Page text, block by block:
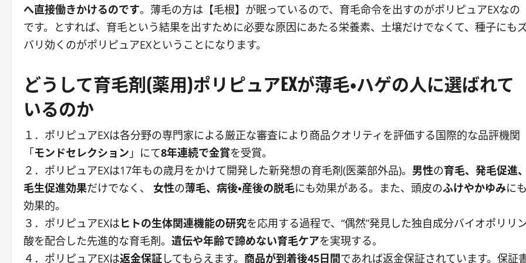
へ直接働きかけるのです。薄毛の方は【毛根】が眠っているので、育毛命令を出すのがポリピュアEXなの
です。とすれば、育毛という結果を出すために必要な原因にあたる栄養素、土壌だけでなくて、種子にも
バリ効くのがポリピュアEXということになります。
どうして育毛剤(薬用)ポリピュアEXが薄毛・ハゲの人に選ばれて
いるのか
１．ポリピュアEXは各分野の専門家による厳正な審査により商品クオリティを評価する国際的な品評機関
「モンドセレクション 」にて8年連続で金賞を受賞。
２．ポリピュアEXは17年もの歳月をかけて開発した新発想の育毛剤(医薬部外品)。 男性の育毛、発毛促進、
毛生促進効果だけでなく、 女性の薄毛、病後・産後の脱毛にも効果がある。また、頭皮のふけやかゆみにも
効果的。
３．ポリピュアEXはヒトの生体関連機能の研究を応用する過程で、“偶然”発見した独自成分バイオポリリ
酸を配合した先進的な育毛剤。 遺伝や年齢で諦めない育毛ケアを実現する。
４．ポリピュアEXは返金保証してもらえます。 商品が到着後45日間であれば返金保証されています。保証